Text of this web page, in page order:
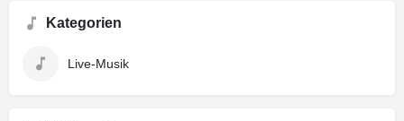
Kategorien
Live-Musik